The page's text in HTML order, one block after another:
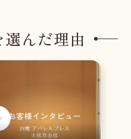
んだ理由